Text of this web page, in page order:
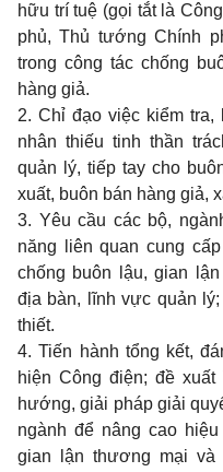
hữu trí tuệ (gọi tắt là
phủ, Thủ tướng Chính
trong công tác chống
hàng giả.
2.Chỉ đạo việc kiểm
nhân thiếu tinh thần
quản lý, tiếp tay cho
xuất, buôn bán hàng giả,
3. Yêu cầu các bộ,
năng liên quan cung
chống buôn lậu, gian
địa bàn, lĩnh vực quản
thiết.
4.Tiến hành tổng kết,
hiện Công điện; đề
hướng, giải pháp giải
ngành để nâng cao
gian lận thương mại và